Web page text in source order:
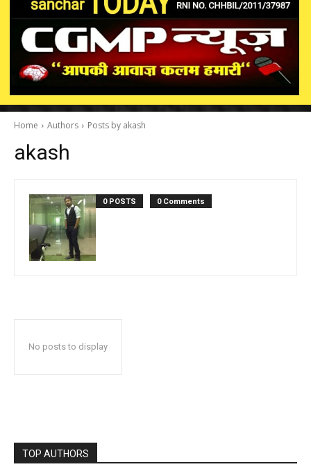
Home Authors Posts by akash
akash
0 POSTS 0 Comments
No posts to display
TOP AUTHORS